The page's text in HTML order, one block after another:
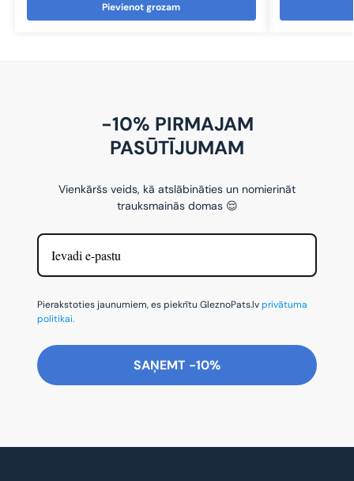
Pievienot grozam
-10% PIRMAJAM
PASŪTĪJUMAM
Vienkāršs veids, kā atslābināties un nomierināt
trauksmainās domas 😌
Pierakstoties jaunumiem, es piekrītu GleznoPats.lvprivātuma
politikai.
SAŅEMT -10%